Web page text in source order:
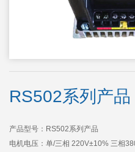
RS502系列产品
产品型号： RS502系列产品
电机电压： 单/三相 220V±10% 三相